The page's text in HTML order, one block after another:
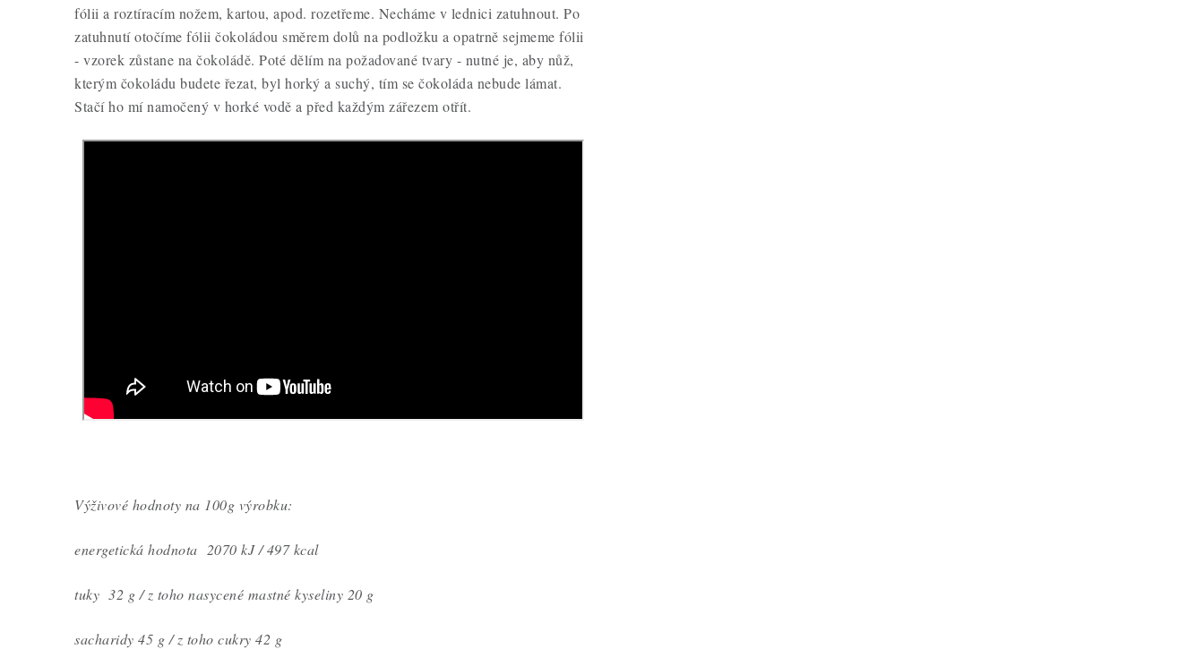
fólii a roztíracím nožem, kartou, apod. rozetřeme. Necháme v lednici zatuhnout. Po
zatuhnutí otočíme fólii čokoládou směrem dolů na podložku a opatrně sejmeme fólii
- vzorek zůstane na čokoládě. Poté dělím na požadované tvary - nutné je, aby nůž,
kterým čokoládu budete řezat, byl horký a suchý, tím se čokoláda nebude lámat.
Stačí ho mí namočený v horké vodě a před každým zářezem otřít.
Výživové hodnoty na 100g výrobku:
energetická hodnota 2070 kJ / 497 kcal
tuky 32 g / z toho nasycené mastné kyseliny 20 g
sacharidy 45 g / z toho cukry 42 g